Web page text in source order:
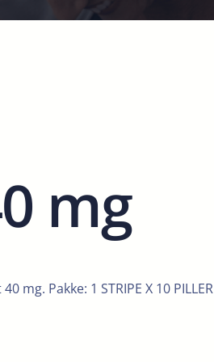
mg
mg. Pakke: 1 STRIPE X 10 PILLER